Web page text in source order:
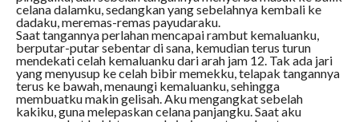
celana dalamku, sedangkan yang sebelahnya kembali ke
dadaku, meremas-remas payudaraku.
Saat tangannya perlahan mencapai rambut kemaluanku,
berputar-putar sebentar di sana, kemudian terus turun
mendekati celah kemaluanku dari arah jam 12. Tak ada jari
yang menyusup ke celah bibir memekku, telapak tangannya
terus ke bawah, menaungi kemaluanku, sehingga
membuatku makin gelisah. Aku mengangkat sebelah
kakiku, guna melepaskan celana panjangku. Saat aku